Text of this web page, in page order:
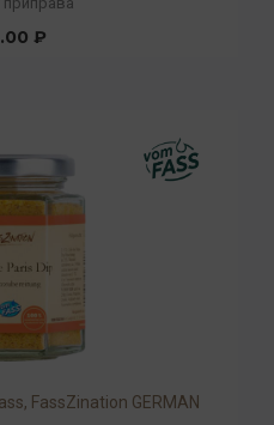
₽
FassZination GERMAN